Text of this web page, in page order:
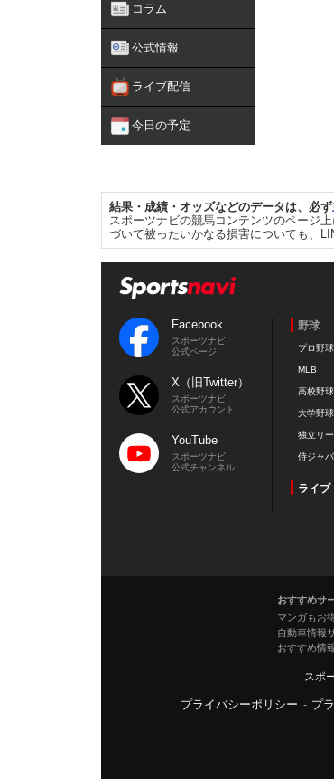
コラム
公式情報
ライブ配信
今日の予定
結果・成績・オッズなどのデータは、必ず
スポーツナビの競馬コンテンツのページ
づいて被ったいかなる損害についても、
Facebook
スポーツナビ
公式ページ
X（旧Twitter）
スポーツナビ
公式アカウント
YouTube
スポーツナビ
公式チャンネル
野球
プロ野球
MLB
高校野球
大学野球
独立リ
侍ジャ
ライブ
おすすめサ
マンガもお
自動車情報
おすすめ情
スポ
プライバシーポリシー - プ